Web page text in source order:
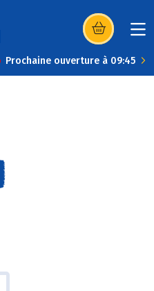
(s’ouvre dans
Prochaine ouverture à 09:45